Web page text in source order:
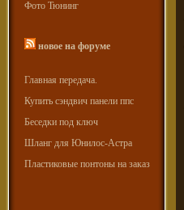
Фото Тюнинг
новое на форуме
Главная передача.
Купить сэндвич панели ппс
Беседки под ключ
Шланг для Юнилос-Астра
Пластиковые понтоны на заказ